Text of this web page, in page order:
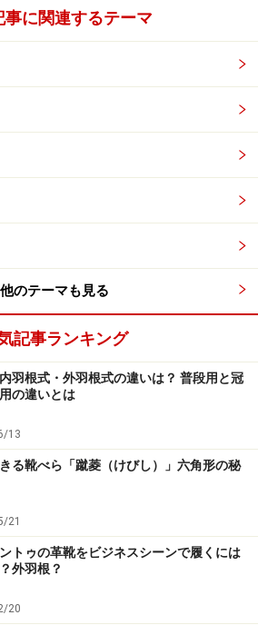
を入れましょう。一見面倒に思う
ラシを用いた方が、クリームもダ
くかつ革にも有効に仕上がるので
す。余分なクリームをさらに「取
行うと効果的です。この布も使う
リームが布に付かなくなる程度ま
こまですれば、革の表面がもうツル
靴の手入れ手順3：ピカピカ
薄く塗ります。こちらはブラシで
う。ワックスは光沢＝表面保護性
が、通気性は損ねてしまうので、
先と踵(つまり、芯が入っていて曲
にコバだけで十分です。
事に関連するテーマ
他のテーマも見る
記事ランキング
羽根式・外羽根式の違いは？ 普段用と冠
の違いとは
13
る靴べら「蹴菱（けびし）」六角形の秘
21
トゥの革靴をビジネスシーンで履くには
外羽根？
20